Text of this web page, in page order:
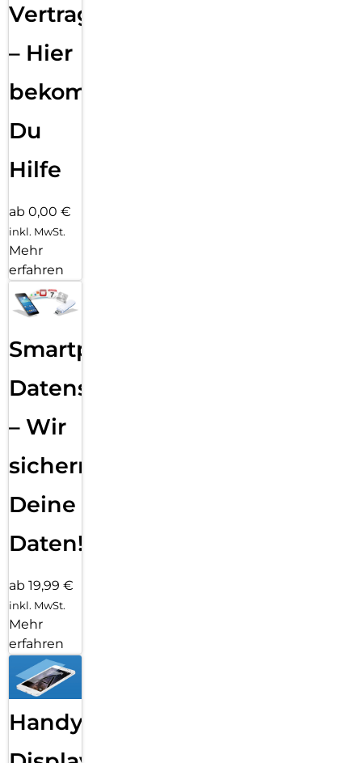
Vertragsabwicklung
– Hier
bekommst
Du
Hilfe
ab 0,00 €
inkl. MwSt.
Mehr
erfahren
Smartphone
Datensicherung
– Wir
sichern
Deine
Daten!
ab 19,99 €
inkl. MwSt.
Mehr
erfahren
Handy